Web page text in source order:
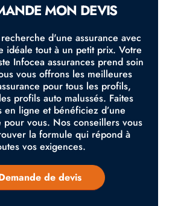
MON DEVIS
d'une assurance avec
idéale tout à un petit prix. Votre
Infocea assurances prend soin
vous offrons les meilleures
pour tous les profils,
profils auto malussés. Faites
en ligne et bénéficiez d’une
pour vous. Nos conseillers vous
la formule qui répond à
vos exigences.
de devis